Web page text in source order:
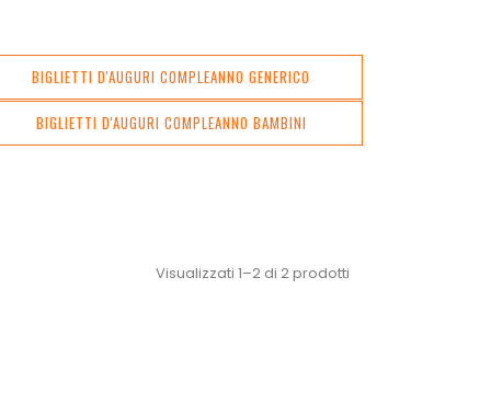
BIGLIETTI D'AUGURI COMPLEANNO GENERICO
BIGLIETTI D'AUGURI COMPLEANNO BAMBINI
Visualizzati 1–2 di 2 prodotti